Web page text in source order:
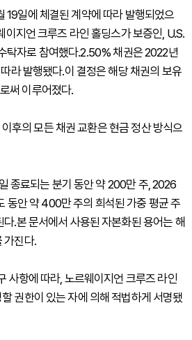
19일에 체결된 계약에 따라 발행되었으
지언 크루즈 라인 홀딩스가 보증인, U.S.
탁자로 참여했다.2.50% 채권은 2022년
라 발행됐다.이 결정은 해당 채권의 보유
써 이루어졌다.
후의 모든 채권 교환은 현금 정산 방식으
종료되는 분기 동안 약 200만 주, 2026
동안 약 400만 주의 희석된 가중 평균 주
.본 문서에서 사용된 자본화된 용어는 해
가진다.
사항에 따라, 노르웨이지언 크루즈 라인
권한이 있는 자에 의해 적법하게 서명됐